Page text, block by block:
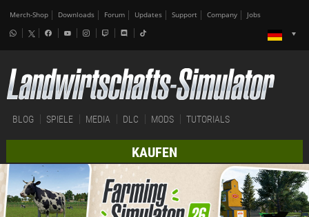
Merch-Shop Downloads Forum Updates Support Company Jobs
BLOG SPIELE MEDIA DLC MODS TUTORIALS
KAUFEN